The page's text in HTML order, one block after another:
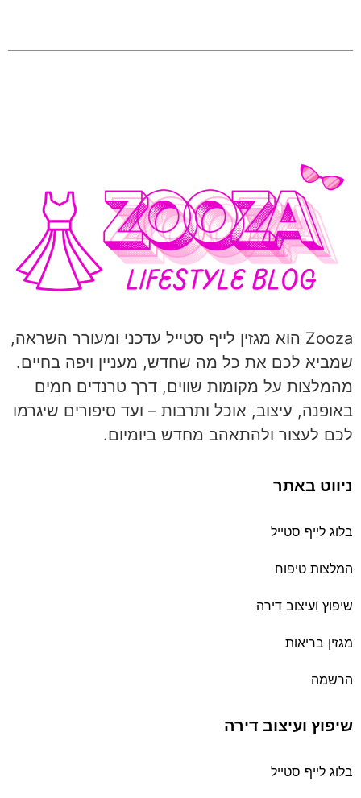
Zooza הוא מגזין לייף סטייל עדכני ומעורר השראה,
שמביא לכם את כל מה שחדש, מעניין ויפה בחיים.
מהמלצות על מקומות שווים, דרך טרנדים חמים
באופנה, עיצוב, אוכל ותרבות – ועד סיפורים שיגרמו
לכם לעצור ולהתאהב מחדש ביומיום.
ניווט באתר
בלוג לייף סטייל
המלצות טיפוח
שיפוץ ועיצוב דירה
מגזין בריאות
הרשמה
שיפוץ ועיצוב דירה
בלוג לייף סטייל